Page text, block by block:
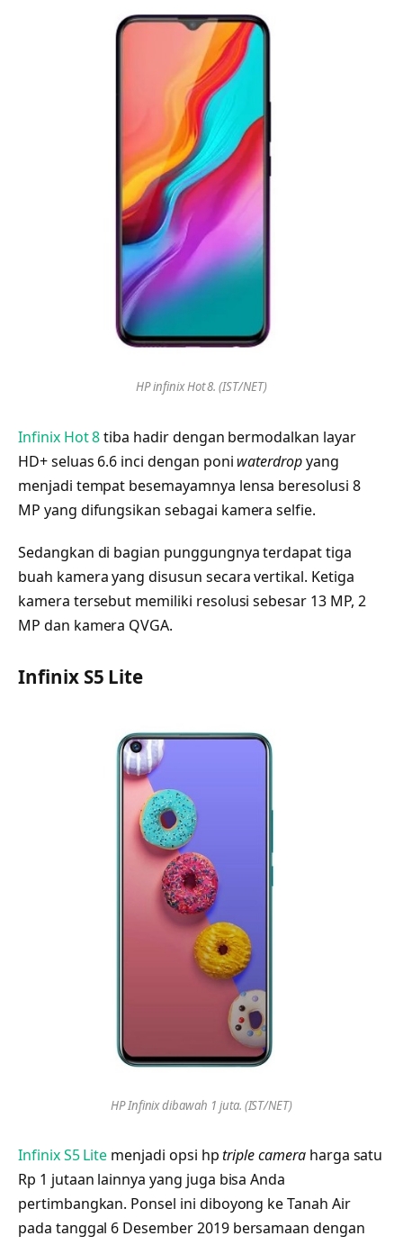
HP infinix Hot 8. (IST/NET)
Infinix Hot 8tiba hadir dengan bermodalkan layar
HD+ seluas 6.6 inci dengan poni waterdropyang
menjadi tempat besemayamnya lensa beresolusi 8
MP yang difungsikan sebagai kamera selfie.
Sedangkan di bagian punggungnya terdapat tiga
buah kamera yang disusun secara vertikal. Ketiga
kamera tersebut memiliki resolusi sebesar 13 MP, 2
MP dan kamera QVGA.
Infinix S5 Lite
HP Infinix dibawah 1 juta. (IST/NET)
Infinix S5 Lite menjadi opsi hptriple cameraharga satu
Rp 1 jutaan lainnya yang juga bisa Anda
pertimbangkan. Ponsel ini diboyong ke Tanah Air
pada tanggal 6 Desember 2019 bersamaan dengan